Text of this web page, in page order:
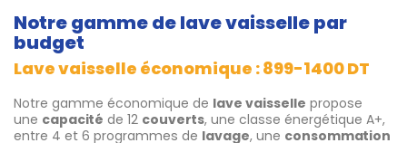
Notre gamme de lave vaisselle par
budget
Lave vaisselle économique : 899-1400 DT
Notre gamme économique de lave vaisselle propose
une capacité de 12 couverts, une classe énergétique A+,
entre 4 et 6 programmes de lavage, une consommation